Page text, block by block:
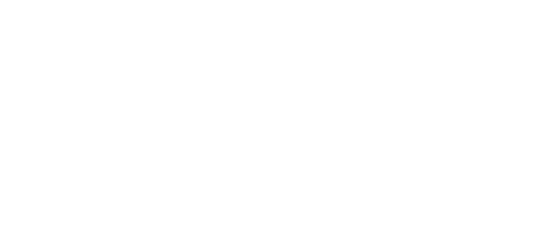
In the heart of the beloved Museum
you will find this spacious ground
south-facing garden. The apartment,
its many authentic details and offers